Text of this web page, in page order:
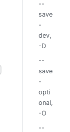
--
save
-
dev,
-D
--
save
-
opti
onal,
-O
--